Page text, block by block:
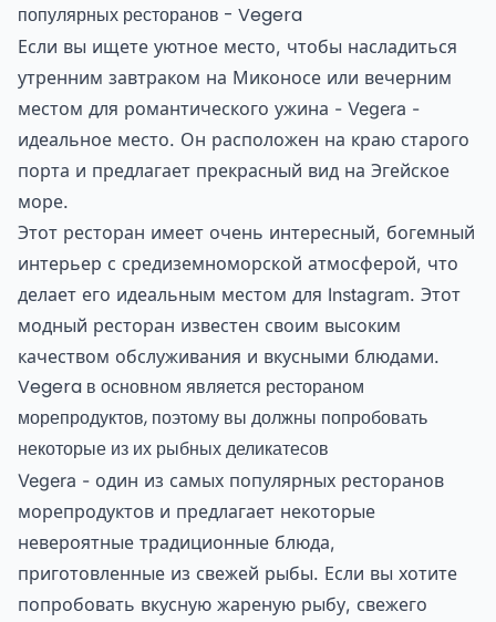
популярных ресторанов - Vegera
Если вы ищете уютное место, чтобы насладиться
утренним завтраком на Миконосе или вечерним
местом для романтического ужина - Vegera -
идеальное место. Он расположен на краю старого
порта и предлагает прекрасный вид на Эгейское
море.
Этот ресторан имеет очень интересный, богемный
интерьер с средиземноморской атмосферой, что
делает его идеальным местом для Instagram. Этот
модный ресторан известен своим высоким
качеством обслуживания и вкусными блюдами.
Vegera в основном является рестораном
морепродуктов, поэтому вы должны попробовать
некоторые из их рыбных деликатесов
Vegera - один из самых популярных ресторанов
морепродуктов и предлагает некоторые
невероятные традиционные блюда,
приготовленные из свежей рыбы. Если вы хотите
попробовать вкусную жареную рыбу, свежего